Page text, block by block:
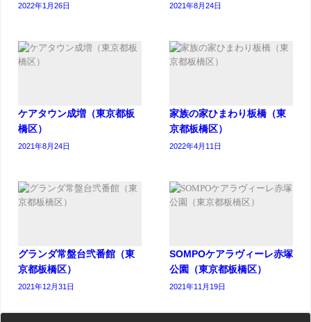
2022年1月26日 2021年8月24日
ケアタウン成増（東京都板
橋区）
2021年8月24日
家族の家ひまわり板橋（東
京都板橋区）
2022年4月11日
グランダ常盤台弐番館（東
京都板橋区）
2021年12月31日
SOMPOケアラヴィーレ赤塚
公園（東京都板橋区）
2021年11月19日